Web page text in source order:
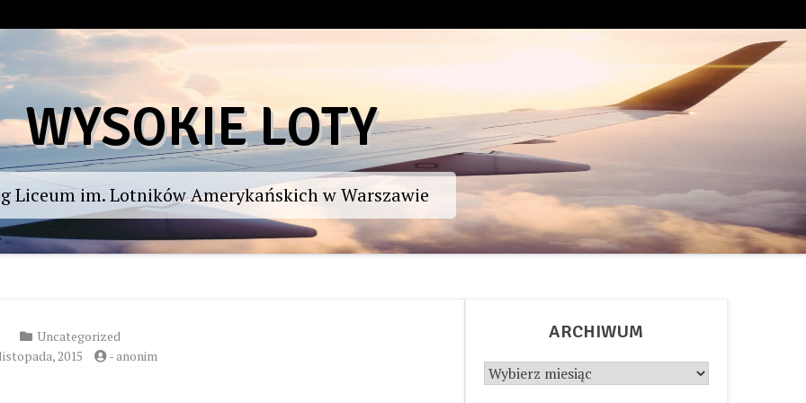
WYSOKIE LOTY
Liceum im. Lotników Amerykańskich w Warszawie
Uncategorized
2015 -anonim
ARCHIWUM
Archiwum